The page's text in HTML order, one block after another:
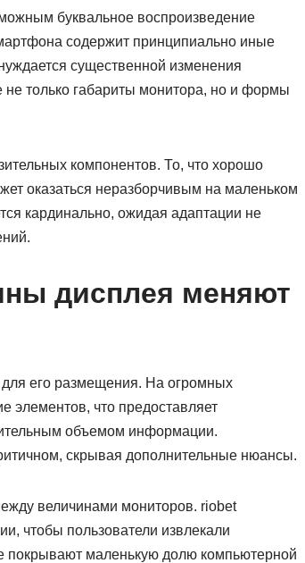
буквальное воспроизведение
содержит принципиально иные
существенной изменения
не только габариты монитора, но и формы
компонентов. То, что хорошо
оказаться неразборчивым на маленьком
кардинально, ожидая адаптации не
дисплея меняют
для его размещения. На огромных
элементов, что предоставляет
объемом информации.
скрывая дополнительные нюансы.
величинами мониторов. riobet
чтобы пользователи извлекали
покрывают маленькую долю компьютерной